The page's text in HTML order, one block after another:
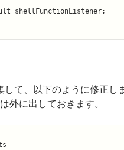
shellFunctionListener;
して、以下のように修正し
外に出しておきます。